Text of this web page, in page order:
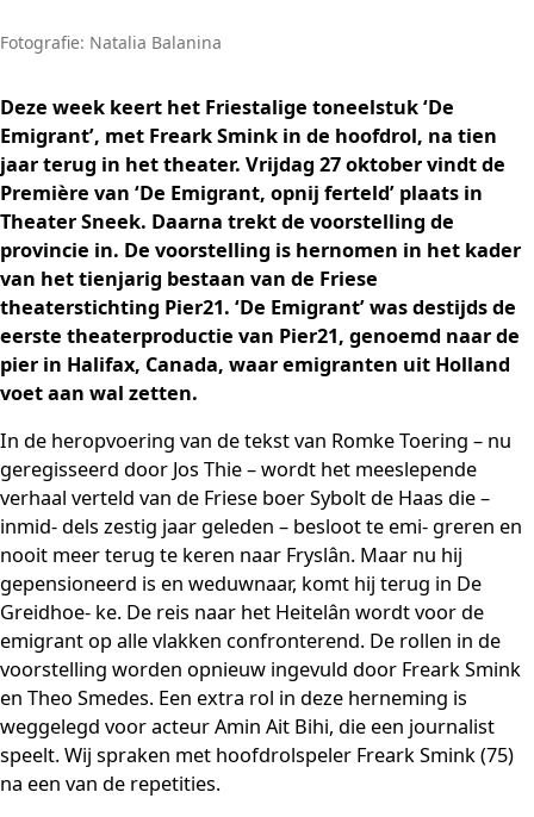
Fotografie: Natalia Balanina
Deze week keert het Friestalige toneelstuk ‘De
Emigrant’, met Freark Smink in de hoofdrol, na tien
jaar terug in het theater. Vrijdag 27 oktober vindt de
Première van ‘De Emigrant, opnij ferteld’ plaats in
Theater Sneek. Daarna trekt de voorstelling de
provincie in. De voorstelling is hernomen in het kader
van het tienjarig bestaan van de Friese
theaterstichting Pier21. ‘De Emigrant’ was destijds de
eerste theaterproductie van Pier21, genoemd naar de
pier in Halifax, Canada, waar emigranten uit Holland
voet aan wal zetten.
In de heropvoering van de tekst van Romke Toering – nu
geregisseerd door Jos Thie – wordt het meeslepende
verhaal verteld van de Friese boer Sybolt de Haas die –
inmid- dels zestig jaar geleden – besloot te emi- greren en
nooit meer terug te keren naar Fryslân. Maar nu hij
gepensioneerd is en weduwnaar, komt hij terug in De
Greidhoe- ke. De reis naar het Heitelân wordt voor de
emigrant op alle vlakken confronterend. De rollen in de
voorstelling worden opnieuw ingevuld door Freark Smink
en Theo Smedes. Een extra rol in deze herneming is
weggelegd voor acteur Amin Ait Bihi, die een journalist
speelt. Wij spraken met hoofdrolspeler Freark Smink (75)
na een van de repetities.